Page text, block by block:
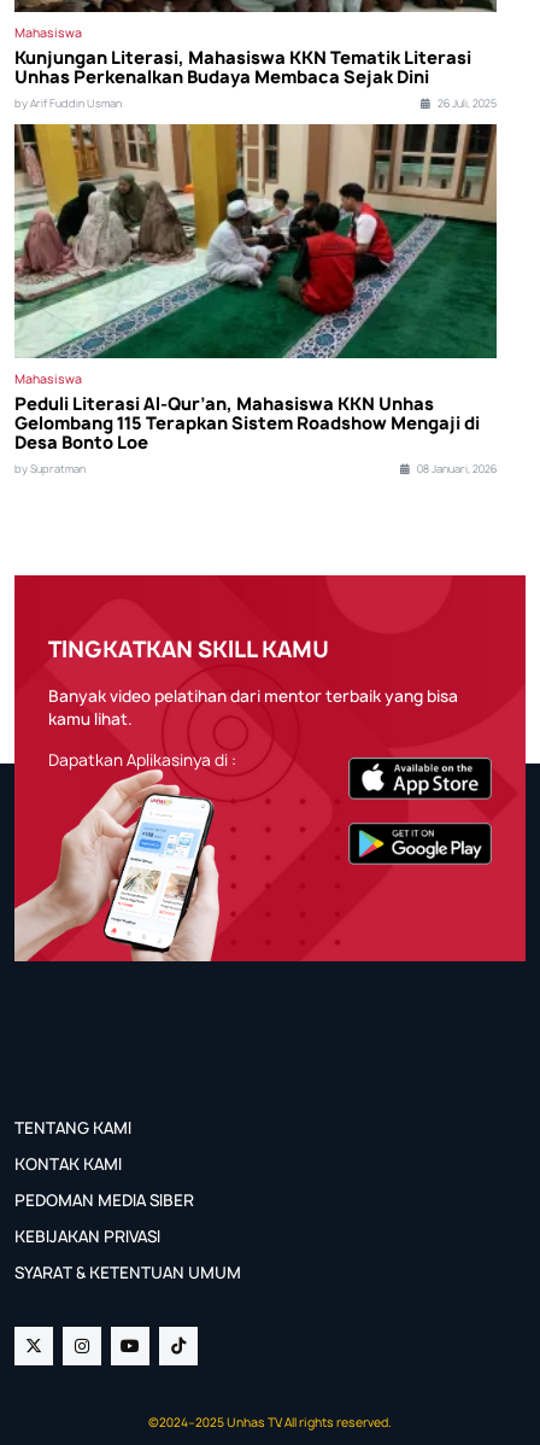
Mahasiswa
Kunjungan Literasi, Mahasiswa KKN Tematik Literasi
Unhas Perkenalkan Budaya Membaca Sejak Dini
by Arif Fuddin Usman 26 Juli, 2025
Mahasiswa
Peduli Literasi Al-Qur’an, Mahasiswa KKN Unhas
Gelombang 115 Terapkan Sistem Roadshow Mengaji di
Desa Bonto Loe
by Supratman 08 Januari, 2026
TINGKATKAN SKILL KAMU
Banyak video pelatihan dari mentor terbaik yang bisa
kamu lihat.
Dapatkan Aplikasinya di :
TENTANG KAMI
KONTAK KAMI
PEDOMAN MEDIA SIBER
KEBIJAKAN PRIVASI
SYARAT & KETENTUAN UMUM
©2024–2025 Unhas TV. All rights reserved.